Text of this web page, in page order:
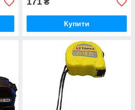
₴
Купити